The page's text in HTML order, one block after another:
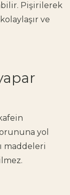
Pişirilerek
ve
yol
maddeleri